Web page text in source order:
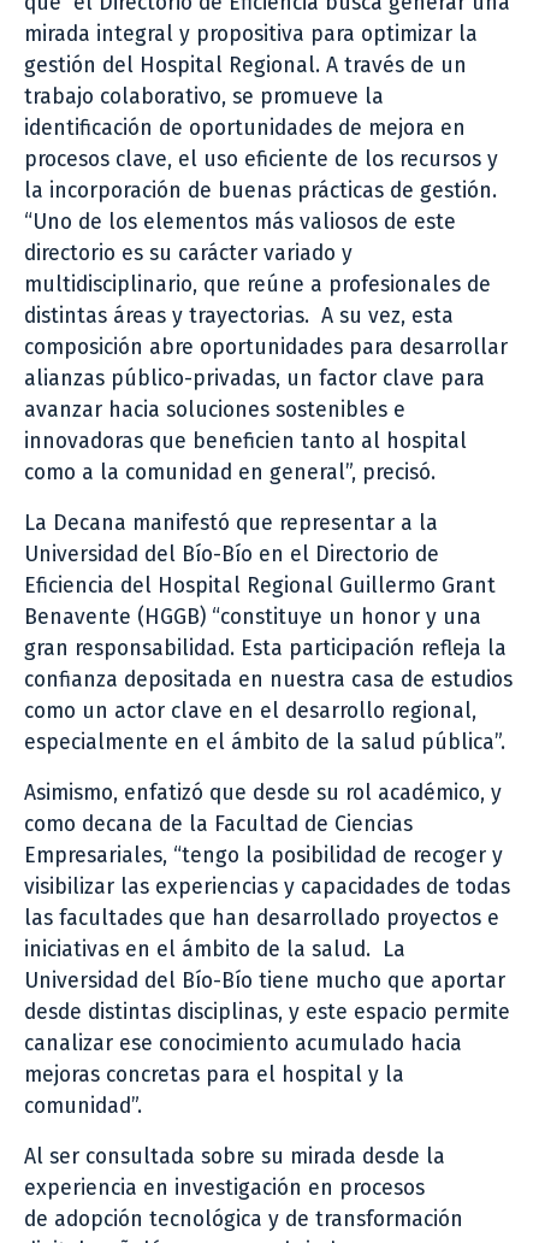
mirada integral y propositiva para optimizar la
gestión del Hospital Regional. A través de un
trabajo colaborativo, se promueve la
identificación de oportunidades de mejora en
procesos clave, el uso eficiente de los recursos y
la incorporación de buenas prácticas de gestión.
“Uno de los elementos más valiosos de este
directorio es su carácter variado y
multidisciplinario, que reúne a profesionales de
distintas áreas y trayectorias. A su vez, esta
composición abre oportunidades para desarrollar
alianzas público-privadas, un factor clave para
avanzar hacia soluciones sostenibles e
innovadoras que beneficien tanto al hospital
como a la comunidad en general”, precisó.
La Decana manifestó que representar a la
Universidad del Bío-Bío en el Directorio de
Eficiencia del Hospital Regional Guillermo Grant
Benavente (HGGB) “constituye un honor y una
gran responsabilidad. Esta participación refleja la
confianza depositada en nuestra casa de estudios
como un actor clave en el desarrollo regional,
especialmente en el ámbito de la salud pública”.
Asimismo, enfatizó que desde su rol académico, y
como decana de la Facultad de Ciencias
Empresariales, “tengo la posibilidad de recoger y
visibilizar las experiencias y capacidades de todas
las facultades que han desarrollado proyectos e
iniciativas en el ámbito de la salud. La
Universidad del Bío-Bío tiene mucho que aportar
desde distintas disciplinas, y este espacio permite
canalizar ese conocimiento acumulado hacia
mejoras concretas para el hospital y la
comunidad”.
Al ser consultada sobre su mirada desde la
experiencia en investigación en procesos
de adopción tecnológica y de transformación